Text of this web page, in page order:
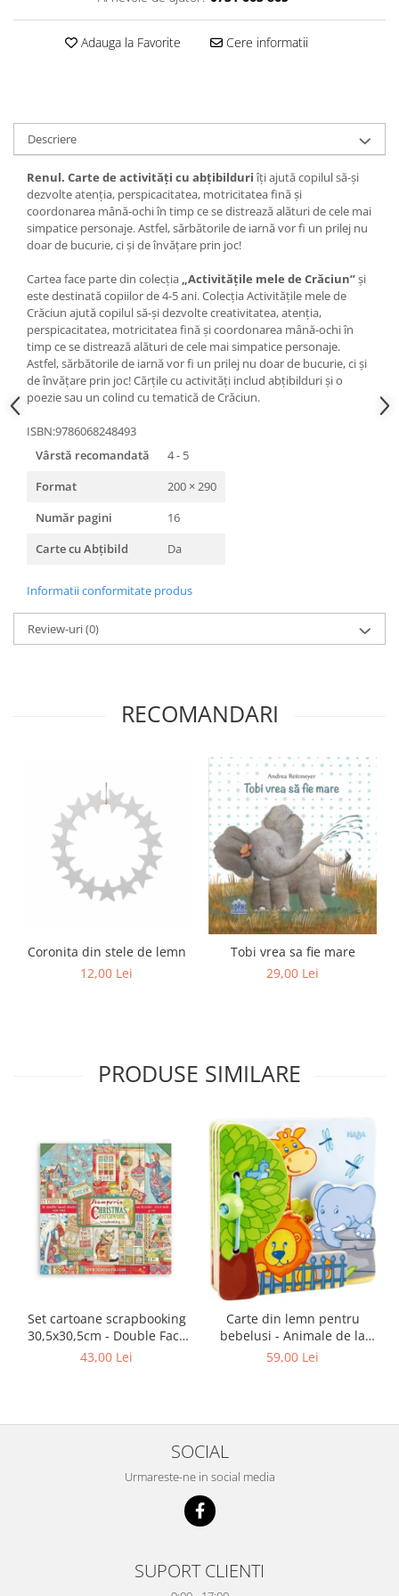
Adauga la Favorite Cere informatii
Descriere
Renul. Carte de activități cu abțibilduriîți ajută copilul să-și
dezvolte atenția, perspicacitatea, motricitatea fină și
coordonarea mână-ochi în timp ce se distrează alături de cele mai
simpatice personaje. Astfel, sărbătorile de iarnă vor fi un prilej nu
doar de bucurie, ci și de învățare prin joc!
Cartea face parte din colecția „Activitățile mele de Crăciun”și
este destinată copiilor de 4-5 ani. Colecția Activitățile mele de
Crăciun ajută copilul să-și dezvolte creativitatea, atenția,
perspicacitatea, motricitatea fină și coordonarea mână-ochi în
timp ce se distrează alături de cele mai simpatice personaje.
Astfel, sărbătorile de iarnă vor fi un prilej nu doar de bucurie, ci și
de învățare prin joc! Cărțile cu activități includ abțibilduri și o
poezie sau un colind cu tematică de Crăciun.
ISBN:9786068248493
Vârstă recomandată
4 - 5
Format
200 × 290
Număr pagini
16
Carte cu Abțibild
Da
Informatii conformitate produs
Review-uri(0)
RECOMANDARI
Coronita din stele de lemn
12,00 Lei
Tobi vrea sa fie mare
29,00 Lei
PRODUSE SIMILARE
Set cartoane scrapbooking
30,5х30,5cm - Double Face
Christmas Patchwork
43,00 Lei
Carte din lemn pentru
bebelusi - Animale de la
zoo, Haba
59,00 Lei
SOCIAL
Urmareste-ne in social media
SUPORT CLIENTI